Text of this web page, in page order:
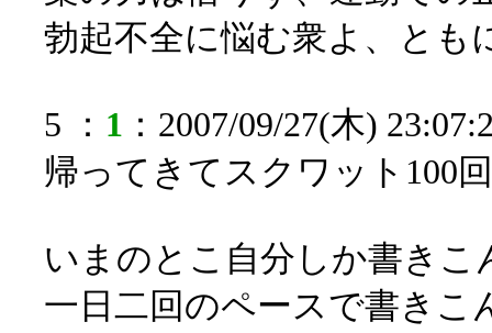
勃起不全に悩む衆よ、とも
5 ： 1 ：2007/09/27(木)
帰ってきてスクワット100
いまのとこ自分しか書きこ
一日二回のペースで書きこ